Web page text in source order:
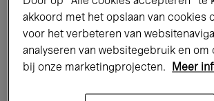
Tentoonstellingen Films
Lezingen &
akkoord met het opslaan van cookies
voor het verbeteren van
analyseren van websitegebruik en om
bij onze marketingprojecten.
Meer